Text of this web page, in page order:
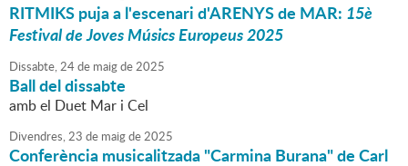
RITMIKS puja a l'escenari d'ARENYS de MAR: 15è
Festival de Joves Músics Europeus 2025
Dissabte,24de maigde2025
Ball del dissabte
amb el Duet Mar i Cel
Divendres,23 de maigde2025
Conferència musicalitzada "Carmina Burana" de Carl